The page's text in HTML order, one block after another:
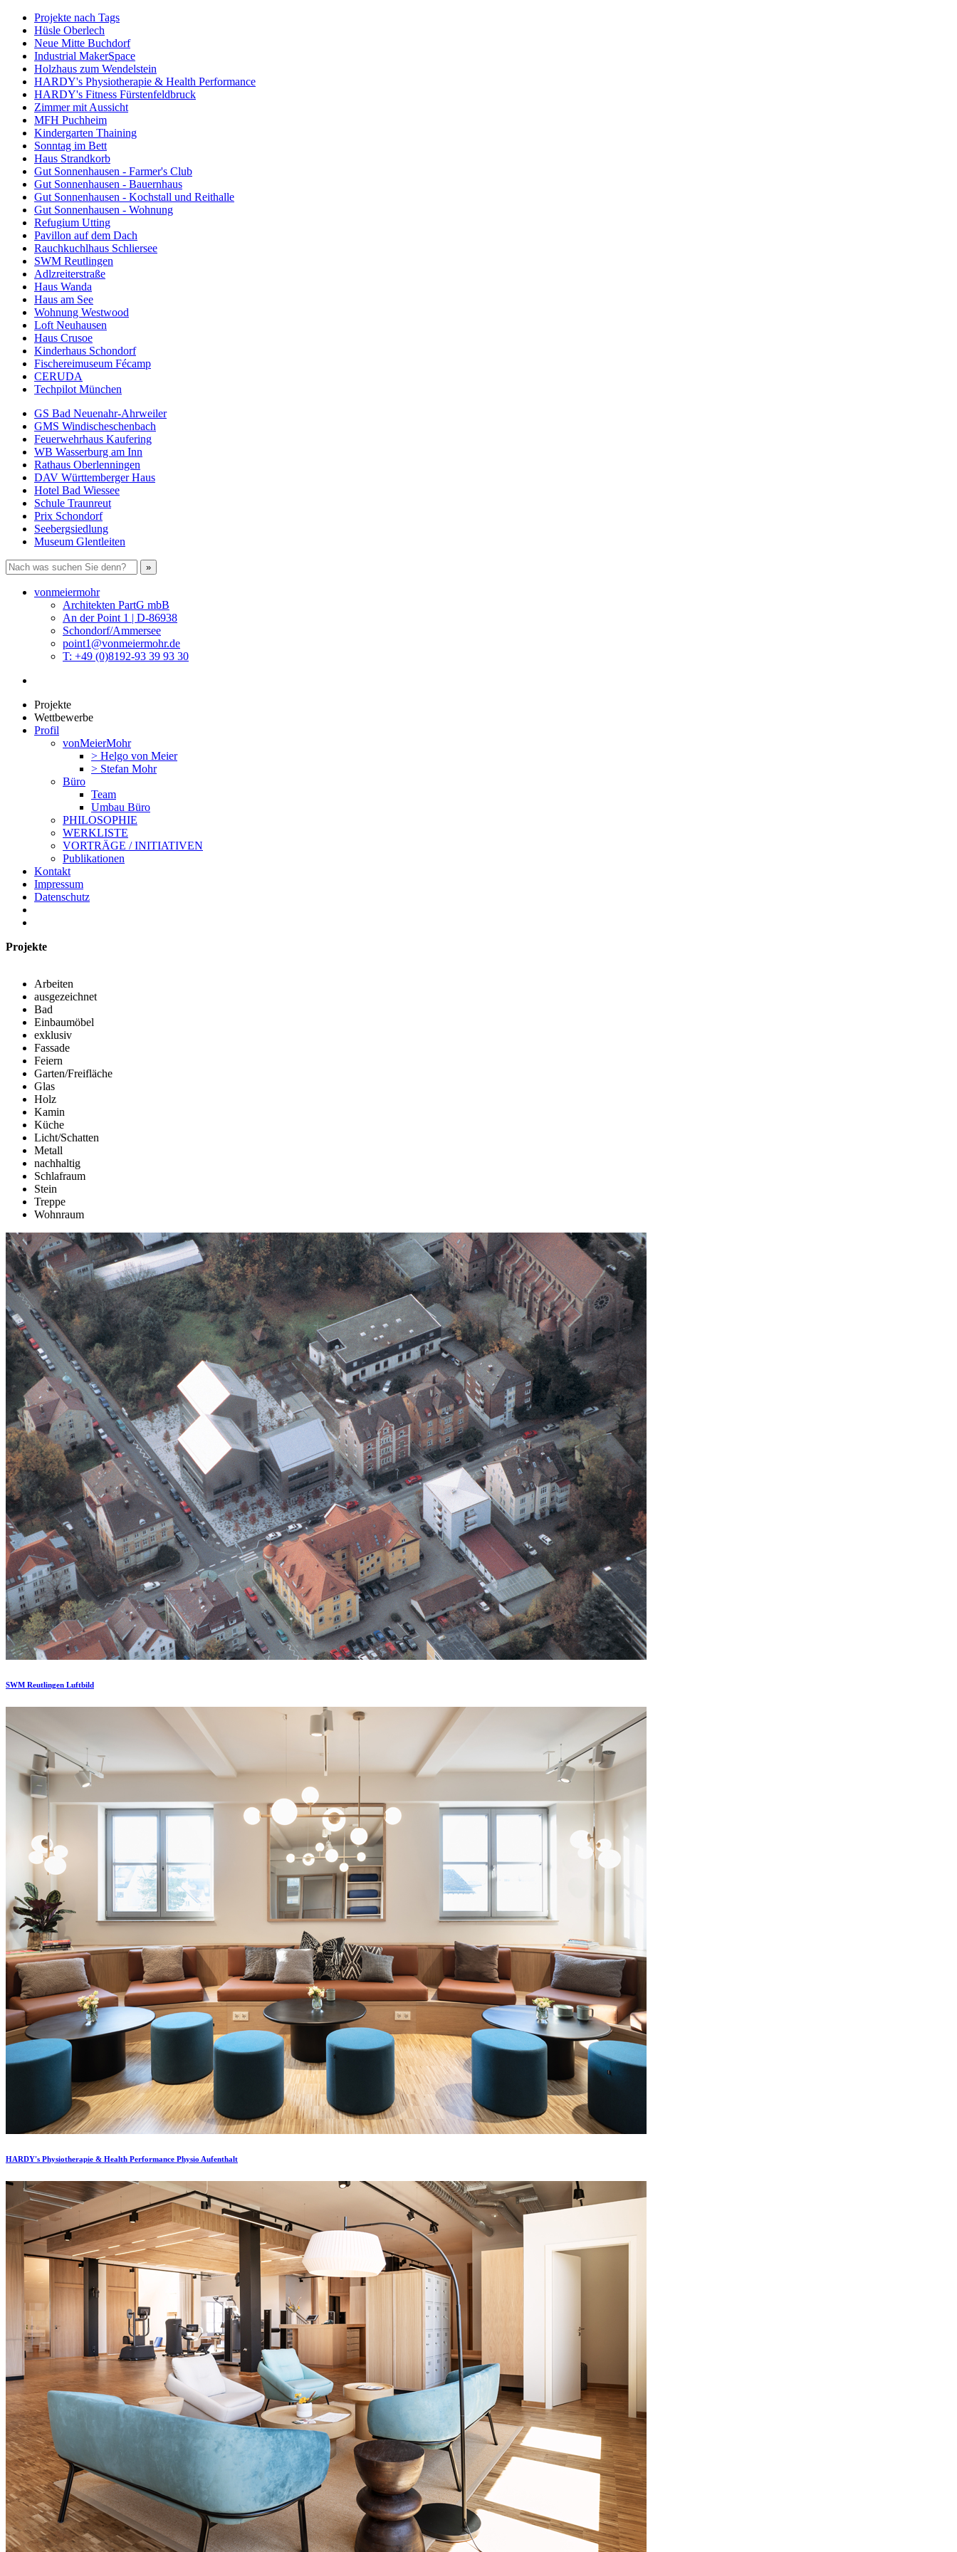
Projekte nach Tags
Hüsle Oberlech
Neue Mitte Buchdorf
Industrial MakerSpace
Holzhaus zum Wendelstein
HARDY's Physiotherapie & Health Performance
HARDY's Fitness Fürstenfeldbruck
Zimmer mit Aussicht
MFH Puchheim
Kindergarten Thaining
Sonntag im Bett
Haus Strandkorb
Gut Sonnenhausen - Farmer's Club
Gut Sonnenhausen - Bauernhaus
Gut Sonnenhausen - Kochstall und Reithalle
Gut Sonnenhausen - Wohnung
Refugium Utting
Pavillon auf dem Dach
Rauchkuchlhaus Schliersee
SWM Reutlingen
Adlzreiterstraße
Haus Wanda
Haus am See
Wohnung Westwood
Loft Neuhausen
Haus Crusoe
Kinderhaus Schondorf
Fischereimuseum Fécamp
CERUDA
Techpilot München
GS Bad Neuenahr-Ahrweiler
GMS Windischeschenbach
Feuerwehrhaus Kaufering
WB Wasserburg am Inn
Rathaus Oberlenningen
DAV Württemberger Haus
Hotel Bad Wiessee
Schule Traunreut
Prix Schondorf
Seebergsiedlung
Museum Glentleiten
vonmeiermohr
Architekten PartG mbB
An der Point 1 | D-86938
Schondorf/Ammersee
point1@vonmeiermohr.de
T: +49 (0)8192-93 39 93 30
Projekte
Wettbewerbe
Profil
vonMeierMohr
> Helgo von Meier
> Stefan Mohr
Büro
Team
Umbau Büro
PHILOSOPHIE
WERKLISTE
VORTRÄGE / INITIATIVEN
Publikationen
Kontakt
Impressum
Datenschutz
Projekte
Arbeiten
ausgezeichnet
Bad
Einbaumöbel
exklusiv
Fassade
Feiern
Garten/Freifläche
Glas
Holz
Kamin
Küche
Licht/Schatten
Metall
nachhaltig
Schlafraum
Stein
Treppe
Wohnraum
SWM Reutlingen Luftbild
HARDY's Physiotherapie & Health Performance Physio Aufenthalt